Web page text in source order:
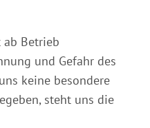
Betrieb
und Gefahr des
keine besondere
steht uns die